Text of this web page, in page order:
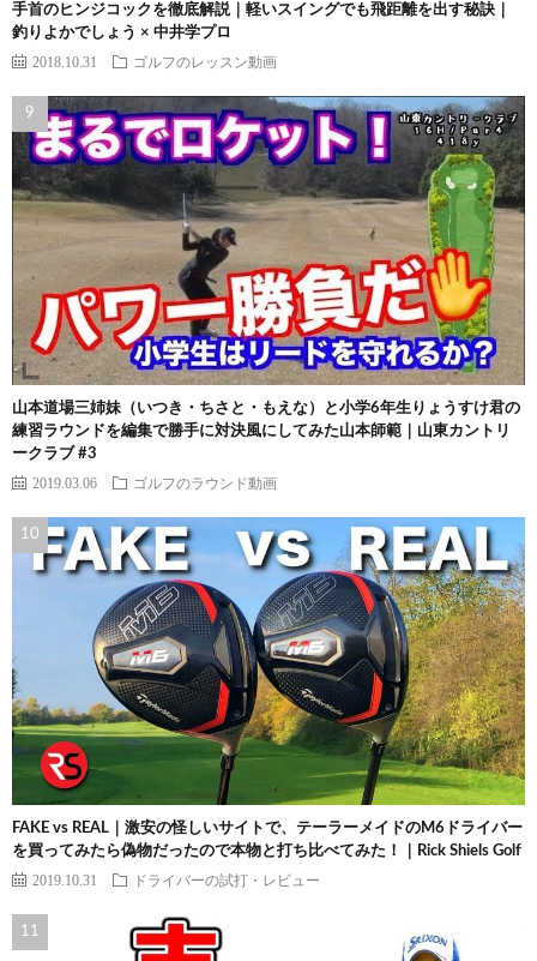
手首のヒンジコックを徹底解説｜軽いスイングでも飛距離を出す秘訣｜
釣りよかでしょう × 中井学プロ
2018.10.31 ゴルフのレッスン動画
山本道場三姉妹（いつき・ちさと・もえな）と小学6年生りょうすけ君の
練習ラウンドを編集で勝手に対決風にしてみた山本師範｜山東カントリ
ークラブ #3
2019.03.06 ゴルフのラウンド動画
FAKE vs REAL｜激安の怪しいサイトで、テーラーメイドのM6ドライバー
を買ってみたら偽物だったので本物と打ち比べてみた！｜Rick Shiels Golf
2019.10.31 ドライバーの試打・レビュー